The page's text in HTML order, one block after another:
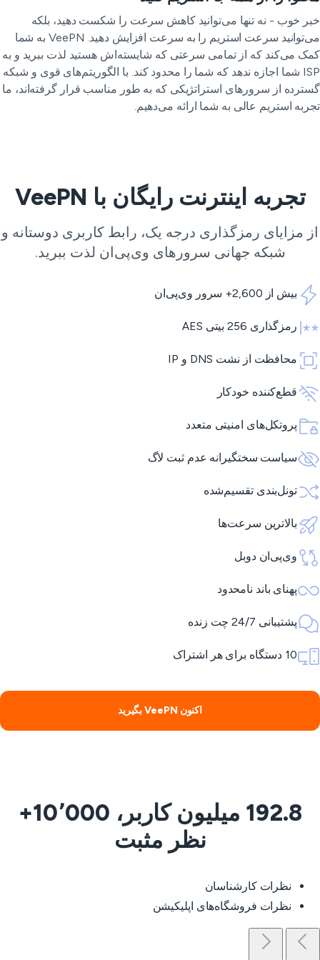
خوب - نه تنها می‌توانید کاهش سرعت را شکست دهید، بلکه
می‌توانید سرعت استریم را به سرعت افزایش دهید. VeePN به شما
می‌کند که از تمامی سرعتی که شایسته‌اش هستید لذت ببرید و به
ISP شما اجازه ندهد که شما را محدود کند. با الگوریتم‌های قوی و شبکه
از سرورهای استراتژیکی که به طور مناسب قرار گرفته‌اند، ما
استریم عالی به شما ارائه می‌دهیم.
تجربه اینترنت رایگان با VeePN
مزایای رمزگذاری درجه یک، رابط کاربری دوستانه و
شبکه جهانی سرورهای وی‌پی‌انلذت ببرید.
بیش از 2,600+ سرور وی‌پی‌ان
رمزگذاری 256 بیتی AES
محافظت از نشت DNS و IP
قطع‌کننده خودکار
پروتکل‌های امنیتی متعدد
سیاست سختگیرانه عدم ثبت لاگ
تونل‌بندی تقسیم‌شده
بالاترین سرعت‌ها
وی‌پی‌ان دوبل
پهنای باند نامحدود
پشتیبانی 24/7 چت زنده
10 دستگاه برای هر اشتراک
اکنون VeePN بگیرید
192.8 میلیون کاربر، 10٬000+
نظر مثبت
نظرات کارشناسان
نظرات فروشگاه‌های اپلیکیشن